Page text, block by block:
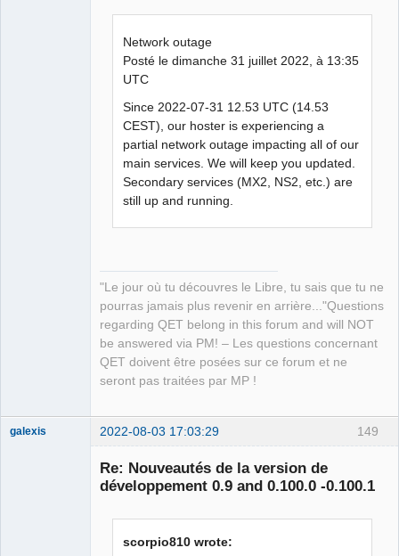
Network outage
Posté le dimanche 31 juillet 2022, à 13:35
UTC
Since 2022-07-31 12.53 UTC (14.53
CEST), our hoster is experiencing a
partial network outage impacting all of our
main services. We will keep you updated.
Secondary services (MX2, NS2, etc.) are
still up and running.
"Le jour où tu découvres le Libre, tu sais que tu ne
pourras jamais plus revenir en arrière..."Questions
regarding QET belong in this forum and will NOT
be answered via PM! – Les questions concernant
QET doivent être posées sur ce forum et ne
seront pas traitées par MP !
149
galexis 2022-08-03 17:03:29
Re: Nouveautés de la version de
développement 0.9 and 0.100.0 -0.100.1
scorpio810 wrote: